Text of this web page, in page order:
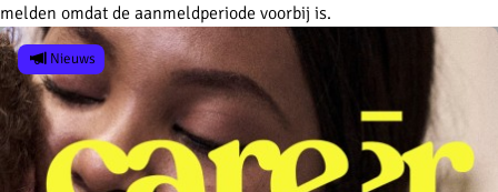
melden omdat de aanmeldperiode voorbij is.
Nieuws